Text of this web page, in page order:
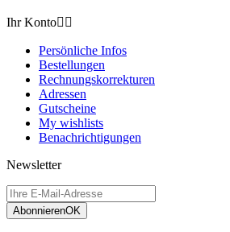
Ihr Konto 
Persönliche Infos
Bestellungen
Rechnungskorrekturen
Adressen
Gutscheine
My wishlists
Benachrichtigungen
Newsletter
AbonnierenOK